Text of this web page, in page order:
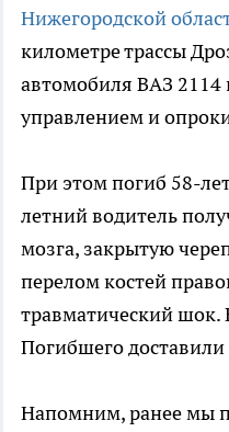
Нижегородской
километре трассы
автомобиля ВАЗ 2114
управлением и
При этом погиб 58-
летний водитель
мозга, закрытую
перелом костей
травматический шок.
Погибшего доставили
Напомним, ранее мы